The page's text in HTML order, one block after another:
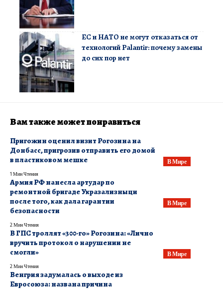
ЕС и НАТО не могут отказаться от
технологий Palantir: почему замены
до сих пор нет
Вам также может понравиться
В Мире
​Пригожин оценил визит Рогозина на
Донбасс, пригрозив отправить его домой
в пластиковом мешке
1 Мин Чтения
В Мире
​Армия РФ нанесла артудар по
ремонтной бригаде Укразализныци
после того, как дала гарантии
безопасности
2 Мин Чтения
В Мире
В ГПС троллят «300-го» Рогозина: «Лично
вручить протокол о нарушении не
смогли»
2 Мин Чтения
Венгрия задумалась о выходе из
Евросоюза: названа причина